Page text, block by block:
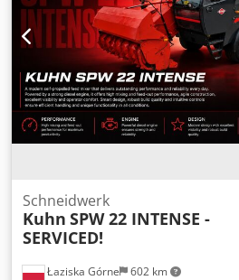
Łaziska Górne 602 km
Schneidwerk
Kuhn SPW 22 INTENSE -
SERVICED!